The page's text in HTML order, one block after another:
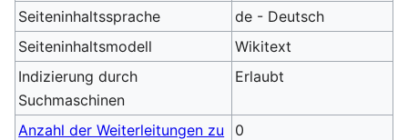
Seiteninhaltssprache
de - Deutsch
Seiteninhaltsmodell
Wikitext
Indizierung durch
Suchmaschinen
Erlaubt
Anzahl der Weiterleitungen zu
0